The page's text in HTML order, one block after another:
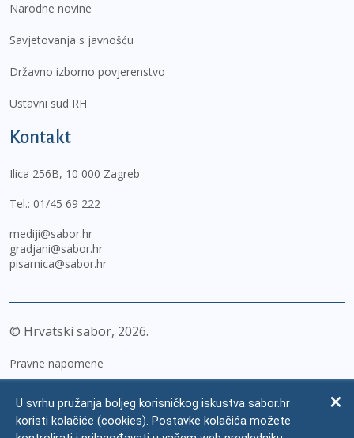
Narodne novine
Savjetovanja s javnošću
Državno izborno povjerenstvo
Ustavni sud RH
Kontakt
Ilica 256B, 10 000 Zagreb
Tel.: 01/45 69 222
mediji@sabor.hr
gradjani@sabor.hr
pisarnica@sabor.hr
© Hrvatski sabor, 2026
Pravne napomene
Zaštita osobnih podataka
U svrhu pružanja boljeg korisničkog iskustva sabor.hr
koristi kolačiće (cookies). Postavke kolačića možete